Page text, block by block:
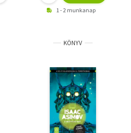
1 - 2 munkanap
KÖNYV